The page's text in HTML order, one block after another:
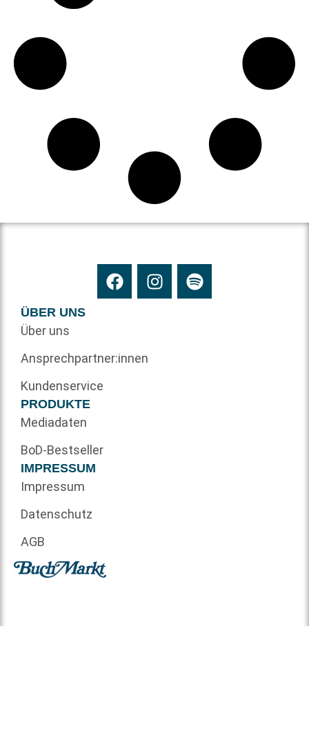
ÜBER UNS
Über uns
Ansprechpartner:innen
Kundenservice
PRODUKTE
Mediadaten
BoD-Bestseller
IMPRESSUM
Impressum
Datenschutz
AGB